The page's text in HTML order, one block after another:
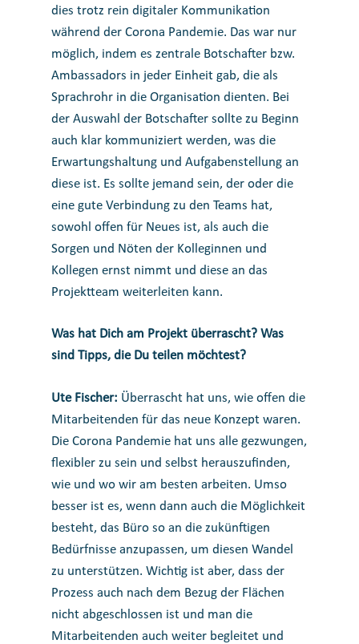
dies trotz rein digitaler Kommunikation
während der Corona Pandemie. Das war nur
möglich, indem es zentrale Botschafter bzw.
Ambassadors in jeder Einheit gab, die als
Sprachrohr in die Organisation dienten. Bei
der Auswahl der Botschafter sollte zu Beginn
auch klar kommuniziert werden, was die
Erwartungshaltung und Aufgabenstellung an
diese ist. Es sollte jemand sein, der oder die
eine gute Verbindung zu den Teams hat,
sowohl offen für Neues ist, als auch die
Sorgen und Nöten der Kolleginnen und
Kollegen ernst nimmt und diese an das
Projektteam weiterleiten kann.
Was hat Dich am Projekt überrascht? Was
sind Tipps, die Du teilen möchtest?
Ute Fischer: Überrascht hat uns, wie offen die
Mitarbeitenden für das neue Konzept waren.
Die Corona Pandemie hat uns alle gezwungen,
flexibler zu sein und selbst herauszufinden,
wie und wo wir am besten arbeiten. Umso
besser ist es, wenn dann auch die Möglichkeit
besteht, das Büro so an die zukünftigen
Bedürfnisse anzupassen, um diesen Wandel
zu unterstützen. Wichtig ist aber, dass der
Prozess auch nach dem Bezug der Flächen
nicht abgeschlossen ist und man die
Mitarbeitenden auch weiter begleitet und